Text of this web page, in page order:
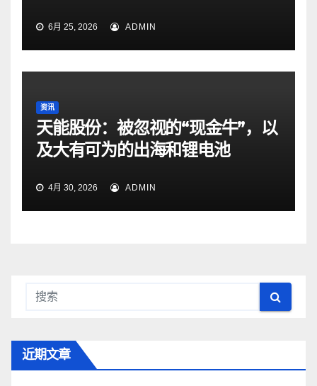
6月 25, 2026 ADMIN
资讯
天能股份：被忽视的“现金牛”，以
及大有可为的出海和锂电池
4月 30, 2026 ADMIN
近期文章